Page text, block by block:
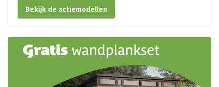
Bekijk de actiemodellen